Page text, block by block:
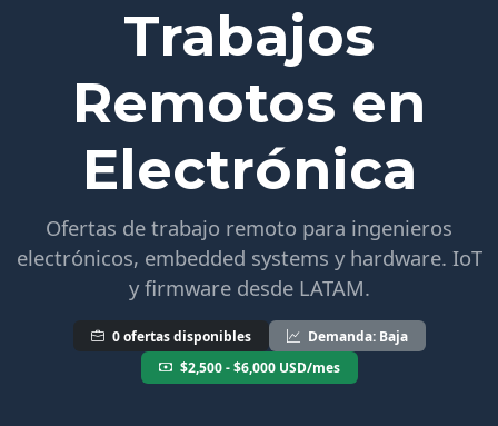
Trabajos
Remotos en
Electrónica
Ofertas de trabajo remoto para ingenieros
electrónicos, embedded systems y hardware. IoT
y firmware desde LATAM.
0 ofertas disponibles
Demanda: Baja
$2,500 - $6,000 USD/mes